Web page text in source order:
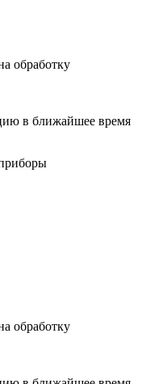
обработку
в ближайшее время
обработку